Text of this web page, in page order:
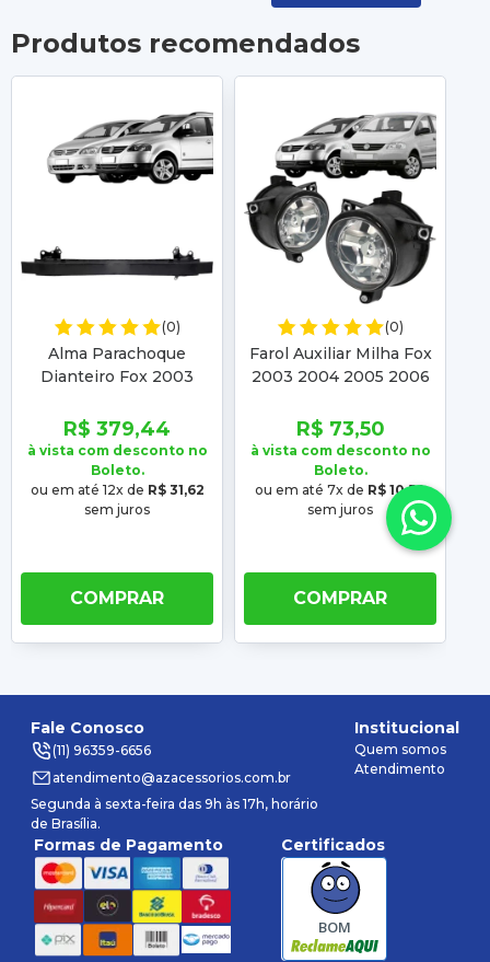
Produtos recomendados
(0)
Alma Parachoque
Dianteiro Fox 2003
2008 2009 Spacefox
2006 2007 2008 2009
R$ 379,44
à vista com desconto no
Boleto.
ou em até 12x de R$ 31,62
sem juros
COMPRAR
(0)
Farol Auxiliar Milha Fox
2003 2004 2005 2006
Spacefox 2006 2007
2008 2009
R$ 73,50
à vista com desconto no
Boleto.
ou em até 7x de R$ 10,50
sem juros
COMPRAR
Fale Conosco
(11) 96359-6656
atendimento@azacessorios.com.br
Segunda à sexta-feira das 9h às 17h, horário
de Brasília.
Institucional
Quem somos
Atendimento
Formas de Pagamento Certificados
BOM